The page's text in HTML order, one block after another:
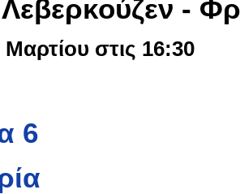
-
στις 16:30
6